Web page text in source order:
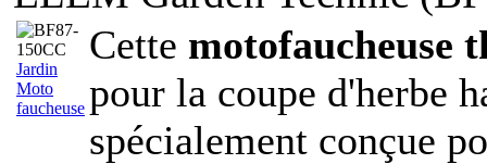
Jardin
Moto
faucheuse
Cette motofaucheuse
pour la coupe d'herbe
spécialement conçue